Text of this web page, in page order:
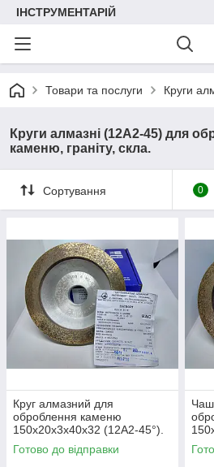
ІНСТРУМЕНТАРІЙ
Товари та послуги Круги
Круги алмазні (12А2-45) для
каменю, граніту, скла.
Сортування 0
Круг алмазний для
оброблення каменю
150х20х3х40х32 (12А2-45°).
Зерно 630/500
Готово до відправки